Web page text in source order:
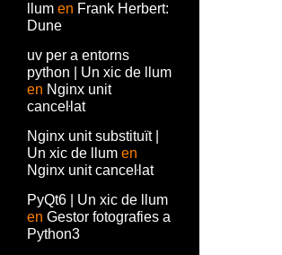
llum en Frank Herbert:
Dune
uv per a entorns
python | Un xic de llum
en Nginx unit
canceŀlat
Nginx unit substituït |
Un xic de llum en
Nginx unit canceŀlat
PyQt6 | Un xic de llum
en Gestor fotografies a
Python3